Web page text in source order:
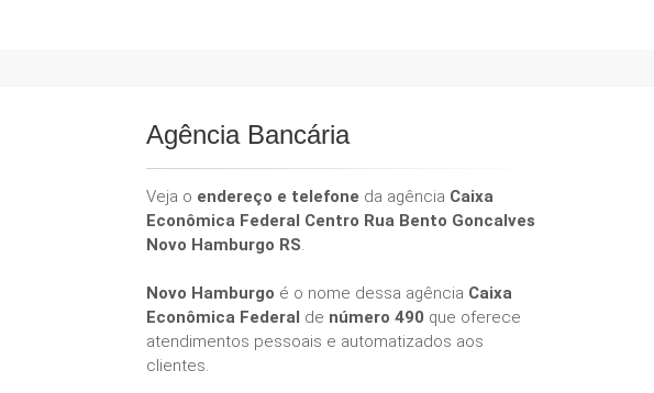
Agência Bancária
Veja o endereço e telefone da agência Caixa
Econômica Federal Centro Rua Bento Goncalves
Novo Hamburgo RS.
Novo Hamburgo é o nome dessa agência Caixa
Econômica Federal de número 490 que oferece
atendimentos pessoais e automatizados aos
clientes.